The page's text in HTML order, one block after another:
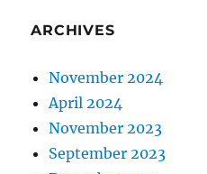
ARCHIVES
November 2024
April 2024
November 2023
September 2023